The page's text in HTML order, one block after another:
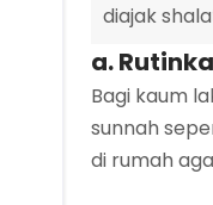
diajak
a.
Bagi kaum
sunnah
di rumah